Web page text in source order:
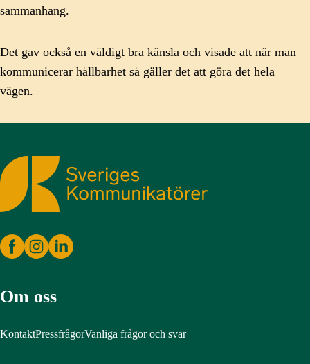
sammanhang.
Det gav också en väldigt bra känsla och visade att när man
kommunicerar hållbarhet så gäller det att göra det hela
vägen.
Sveriges Kommunikatörer
Om oss
KontaktPressfrågorVanliga frågor och svar